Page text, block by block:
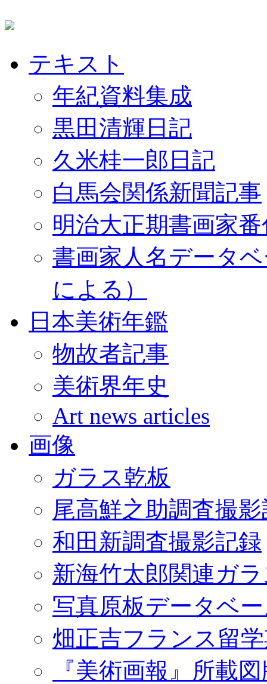
テキスト
年紀資料集成
黒田清輝日記
久米桂一郎日記
白馬会関係新聞記事
明治大正期書画家
書画家人名データ
による）
日本美術年鑑
物故者記事
美術界年史
Art news articles
画像
ガラス乾板
尾高鮮之助調査撮
和田新調査撮影記録
新海竹太郎関連ガ
写真原板データベ
畑正吉フランス留
『美術画報』所載